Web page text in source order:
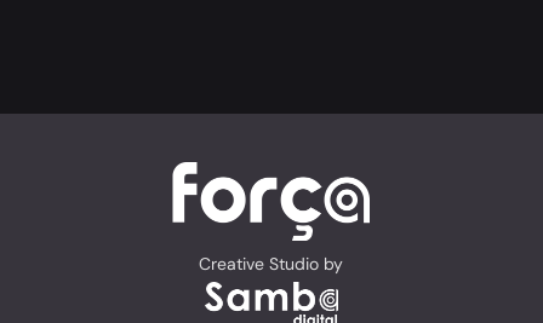
Creative Studio by